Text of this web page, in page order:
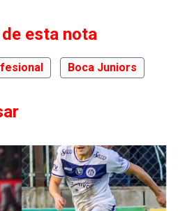
esta nota
Boca Juniors